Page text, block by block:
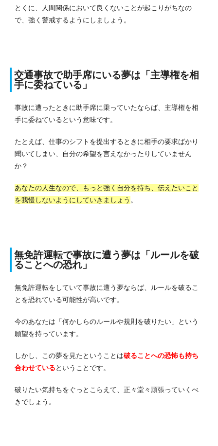
とくに、人間関係において良くないことが起こりがちなの
で、強く警戒するようにしましょう。
交通事故で助手席にいる夢は「主導権を相
手に委ねている」
事故に遭ったときに助手席に乗っていたならば、主導権を相
手に委ねているという意味です。
たとえば、仕事のシフトを提出するときに相手の要求ばかり
聞いてしまい、自分の希望を言えなかったりしていません
か？
あなたの人生なので、もっと強く自分を持ち、伝えたいこと
を我慢しないようにしていきましょう 。
無免許運転で事故に遭う夢は「ルールを破
ることへの恐れ」
無免許運転をしていて事故に遭う夢ならば、ルールを破るこ
とを恐れている可能性が高いです。
今のあなたは「何かしらのルールや規則を破りたい」という
願望を持っています。
しかし、この夢を見たということは破ることへの恐怖も持ち
合わせているということです。
破りたい気持ちをぐっとこらえて、正々堂々頑張っていくべ
きでしょう。